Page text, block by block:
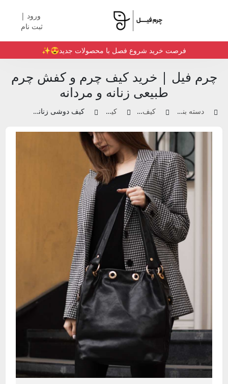
ورود |
ثبت نام
فرصت خرید شروع فصل با محصولات جدید😍✨️
چرم فیل | خرید کیف چرم و کفش چرم
طبیعی زنانه و مردانه
دسته بندی محصولات کیف چرم زنانه کیف دوشی کیف دوشی زنانه مشکی | کد 002